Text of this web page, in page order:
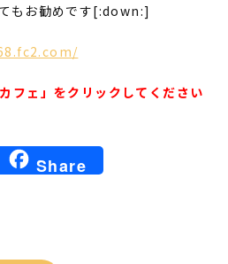
もお勧めです[:down:]
フェ」をクリックしてください
Share